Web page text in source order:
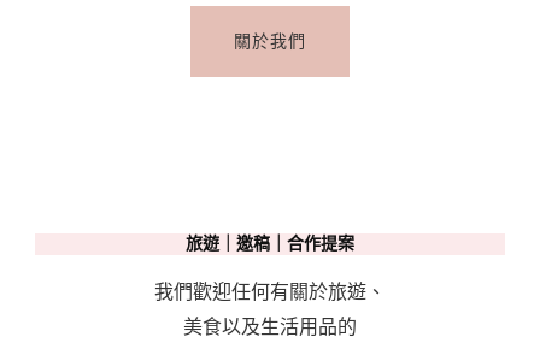
關於我們
旅遊｜邀稿｜合作提案
我們歡迎任何有關於旅遊、
美食以及生活用品的